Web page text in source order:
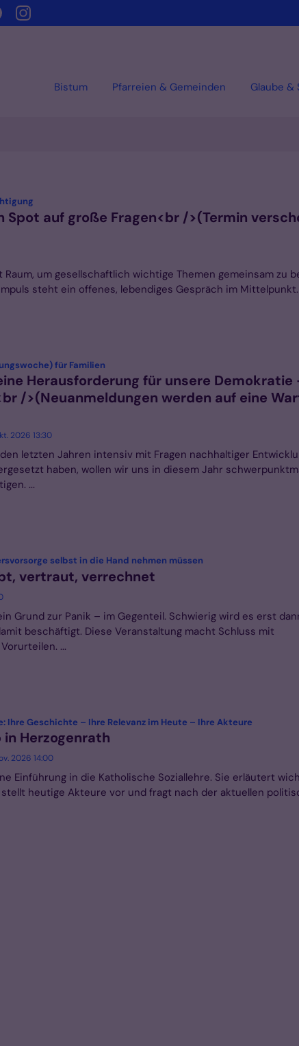
Bistum Pfarreien & Gemeinden Glaube &
Spot auf große Fragen<br />(Termin
um gesellschaftlich wichtige Themen gemeinsam zu
steht ein offenes, lebendiges Gespräch im Mittelpunkt.
für Familien
Herausforderung für unsere Demokratie
/>(Neuanmeldungen werden auf eine
2026 13:30
letzten Jahren intensiv mit Fragen nachhaltiger
haben, wollen wir uns in diesem Jahr
...
selbst in die Hand nehmen müssen
vertraut, verrechnet
Grund zur Panik – im Gegenteil. Schwierig wird es erst
beschäftigt. Diese Veranstaltung macht Schluss mit
...
Ihre Geschichte – Ihre Relevanz im Heute – Ihre Akteure
Herzogenrath
2026 14:00
Einführung in die Katholische Soziallehre. Sie erläutert
heutige Akteure vor und fragt nach der aktuellen